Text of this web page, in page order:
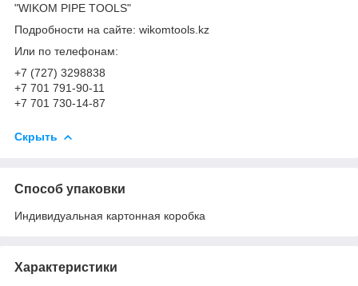
"WIKOM PIPE TOOLS"
Подробности на сайте: wikomtools.kz
Или по телефонам:
+7 (727) 3298838
+7 701 791-90-11
+7 701 730-14-87
Скрыть
Способ упаковки
Индивидуальная картонная коробка
Характеристики